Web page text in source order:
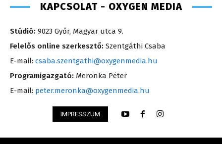
KAPCSOLAT - OXYGEN MEDIA
Stúdió: 9023 Győr, Magyar utca 9.
Felelős online szerkesztő: Szentgáthi Csaba
E-mail: csaba.szentgathi@oxygenmedia.hu
Programigazgató: Meronka Péter
E-mail: peter.meronka@oxygenmedia.hu
IMPRESSZUM